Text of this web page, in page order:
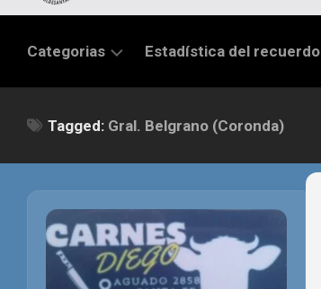
Categorias
SANTAFESINA
OTRAS
TORNEO
FEDERAL
NACIONAL
Estadística del recuerdo
Tagged: Gral. Belgrano (Coronda)